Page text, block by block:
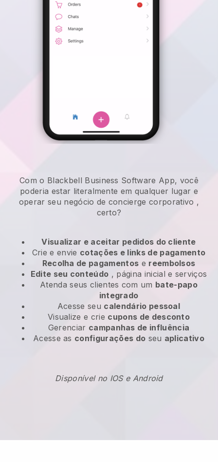
Com o Blackbell Business Software App, você
poderia estar literalmente em qualquer lugar e
operar seu negócio de concierge corporativo ,
certo?
Visualizar e aceitar pedidos do cliente
Crie e envie cotações e links de pagamento
Recolha de pagamentos e reembolsos
Edite seu conteúdo , página inicial e serviços
Atenda seus clientes com um bate-papo
integrado
Acesse seu calendário pessoal
Visualize e crie cupons de desconto
Gerenciar campanhas de influência
Acesse as configurações do seu aplicativo
Disponível no IOS e Android